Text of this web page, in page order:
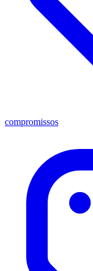
compromissos